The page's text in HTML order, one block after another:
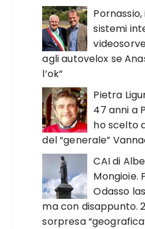
sistemi
agli autovelox se
l’ok”
Pietra
47 anni a
ho scelto
del “generale”
CAI di
Mongioie.
Odasso
ma con disappunto.
sorpresa